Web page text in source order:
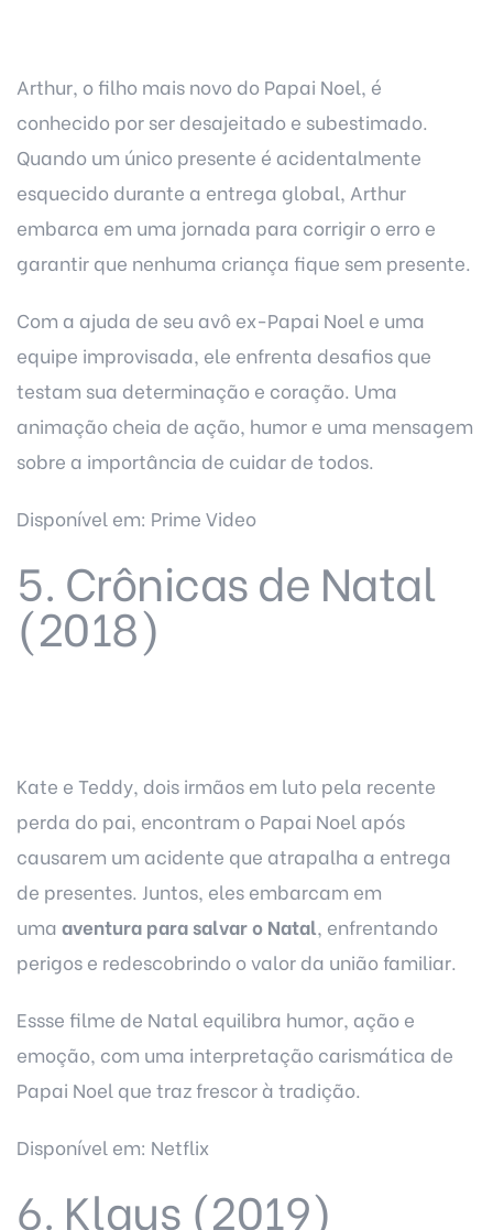
Arthur, o filho mais novo do Papai Noel, é
conhecido por ser desajeitado e subestimado.
Quando um único presente é acidentalmente
esquecido durante a entrega global, Arthur
embarca em uma jornada para corrigir o erro e
garantir que nenhuma criança fique sem presente.
Com a ajuda de seu avô ex-Papai Noel e uma
equipe improvisada, ele enfrenta desafios que
testam sua determinação e coração. Uma
animação cheia de ação, humor e uma mensagem
sobre a importância de cuidar de todos.
Disponível em: Prime Video
5. Crônicas de Natal
(2018)
Kate e Teddy, dois irmãos em luto pela recente
perda do pai, encontram o Papai Noel após
causarem um acidente que atrapalha a entrega
de presentes. Juntos, eles embarcam em
uma aventura para salvar o Natal, enfrentando
perigos e redescobrindo o valor da união familiar.
Essse filme de Natal equilibra humor, ação e
emoção, com uma interpretação carismática de
Papai Noel que traz frescor à tradição.
Disponível em: Netflix
6. Klaus (2019)